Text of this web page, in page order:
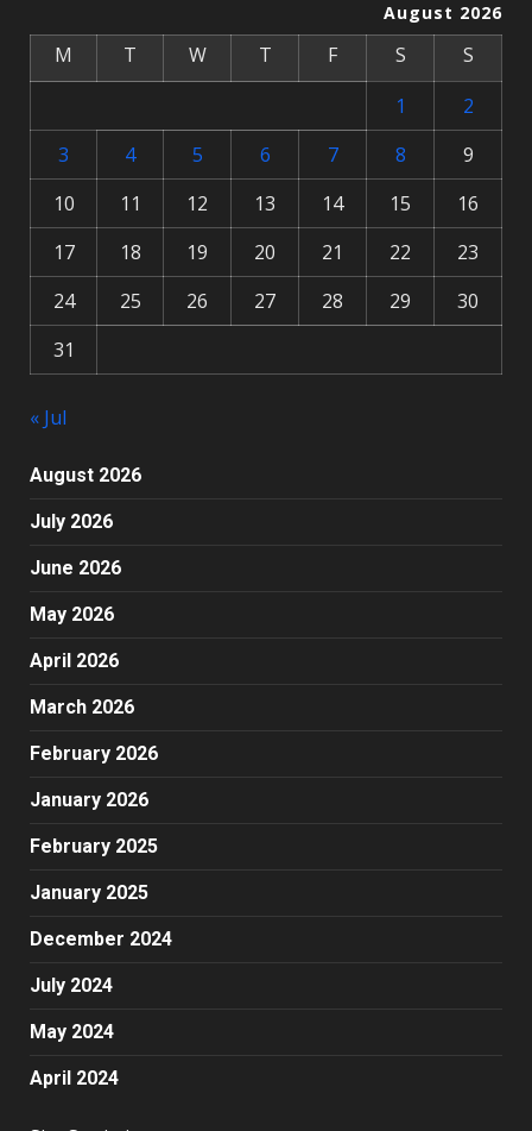
August 2026
M T W T F S
S
1
2
3
4 5 6 7 8
9
10
11 12 13 14 15
16
17
18 19 20 21 22
23
24
25 26 27 28 29
30
31
« Jul
August 2026
July 2026
June 2026
May 2026
April 2026
March 2026
February 2026
January 2026
February 2025
January 2025
December 2024
July 2024
May 2024
April 2024